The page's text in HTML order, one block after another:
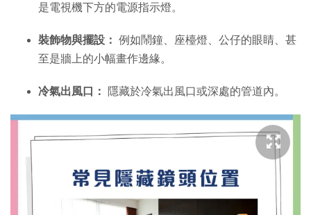
是電視機下方的電源指示燈。
裝飾物與擺設： 例如鬧鐘、座檯燈、公仔的眼睛、甚
至是牆上的小幅畫作邊緣。
冷氣出風口： 隱藏於冷氣出風口或深處的管道內。